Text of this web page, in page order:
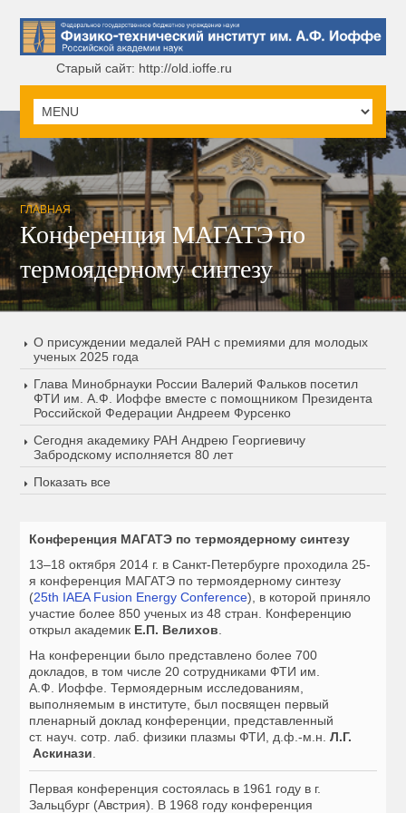
Старый сайт: http://old.ioffe.ru
ГЛАВНАЯ
Конференция МАГАТЭ по
термоядерному синтезу
О присуждении медалей РАН с премиями для молодых
ученых 2025 года
Глава Минобрнауки России Валерий Фальков посетил
ФТИ им. А.Ф. Иоффе вместе с помощником Президента
Российской Федерации Андреем Фурсенко
Сегодня академику РАН Андрею Георгиевичу
Забродскому исполняется 80 лет
Показать все
Конференция МАГАТЭ по термоядерному синтезу
13–18 октября 2014 г. в Санкт-Петербурге проходила 25-
я конференция МАГАТЭ по термоядерному синтезу
(25th IAEA Fusion Energy Conference), в которой приняло
участие более 850 ученых из 48 стран. Конференцию
открыл академик Е.П. Велихов
На конференции было представлено более 700
докладов, в том числе 20 сотрудниками ФТИ им.
А.Ф. Иоффе. Термоядерным исследованиям,
выполняемым в институте, был посвящен первый
пленарный доклад конференции, представленный
ст. науч. сотр. лаб. физики плазмы ФТИ, д.ф.-м.н.Л.Г.
Аскинази
Первая конференция состоялась в 1961 году в г.
Зальцбург (Австрия). В 1968 году конференция